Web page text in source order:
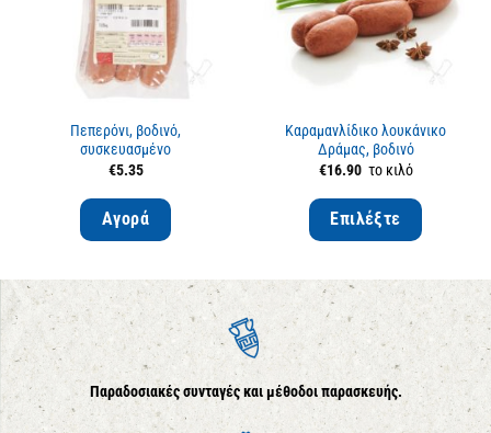
Πεπερόνι, βοδινό,
συσκευασμένο
€5.35
Αγορά
Καραμανλίδικο λουκάνικο
Δράμας, βοδινό
€16.90το κιλό
Επιλέξτε
Παραδοσιακές συνταγές και μέθοδοι παρασκευής.